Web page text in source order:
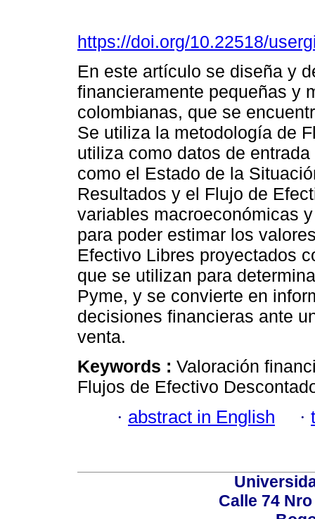
https://doi.org/10.22518/
En este artículo se diseña y
financieramente pequeñas y
colombianas, que se
Se utiliza la metodología de
utiliza como datos de
como el Estado de la
Resultados y el Flujo de
variables macroeconómicas
para poder estimar los
Efectivo Libres proyectados
que se utilizan para
Pyme, y se convierte en
decisiones financieras ante
venta.
Keywords : Valoración
Flujos de Efectivo
· abstract in English ·
Calle 74